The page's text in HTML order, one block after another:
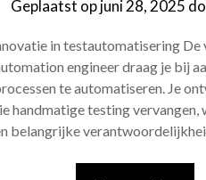
Geplaatst opjuni 28, 2025
in testautomatisering
engineer draag je bij
te automatiseren. Je
handmatige testing
belangrijke